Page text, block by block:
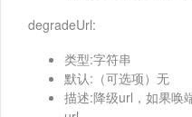
degradeUrl:
类型:字符串
默认:（可选项）无
描述:降级url，如果唤